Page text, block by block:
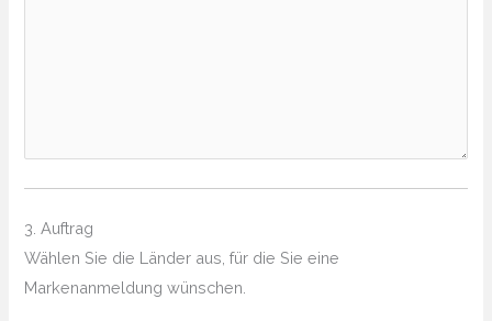
3. Auftrag
Wählen Sie die Länder aus, für die Sie eine
Markenanmeldung wünschen.